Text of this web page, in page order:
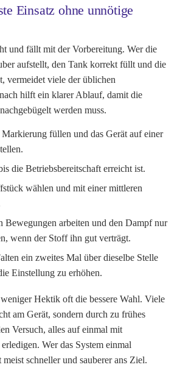
Einsatz ohne unnötige
und fällt mit der Vorbereitung. Wer die
aufstellt, den Tank korrekt füllt und die
vermeidet viele der üblichen
hilft ein klarer Ablauf, damit die
werden muss.
Markierung füllen und das Gerät auf einer
die Betriebsbereitschaft erreicht ist.
wählen und mit einer mittleren
Bewegungen arbeiten und den Dampf nur
wenn der Stoff ihn gut verträgt.
ein zweites Mal über dieselbe Stelle
Einstellung zu erhöhen.
Hektik oft die bessere Wahl. Viele
am Gerät, sondern durch zu frühes
Versuch, alles auf einmal mit
Wer das System einmal
schneller und sauberer ans Ziel.